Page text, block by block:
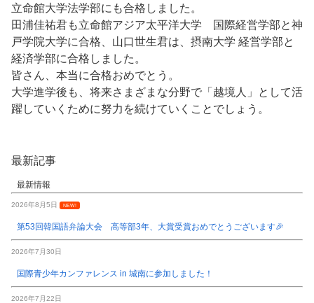
立命館大学法学部にも合格しました。
田浦佳祐君も立命館アジア太平洋大学 国際経営学部と神
戸学院大学に合格、山口世生君は、摂南大学 経営学部と
経済学部に合格しました。
皆さん、本当に合格おめでとう。
大学進学後も、将来さまざまな分野で「越境人」として活
躍していくために努力を続けていくことでしょう。
最新記事
最新情報
2026年8月5日 NEW!
第53回韓国語弁論大会 高等部3年、大賞受賞おめでとうございます🎉
2026年7月30日
国際青少年カンファレンス in 城南に参加しました！
2026年7月22日